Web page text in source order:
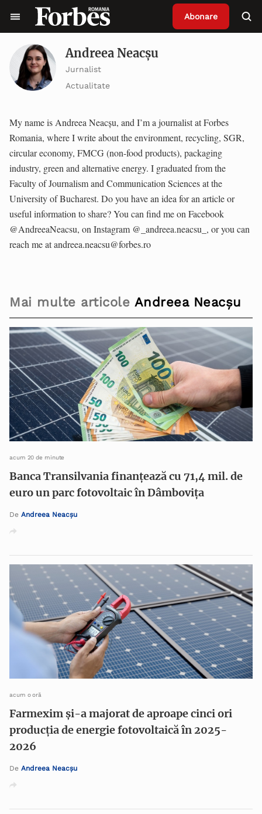
Abonare
Andreea Neacșu
Jurnalist
Actualitate
My name is Andreea Neacșu, and I’m a journalist at Forbes
Romania, where I write about the environment, recycling, SGR,
circular economy, FMCG (non-food products), packaging
industry, green and alternative energy. I graduated from the
Faculty of Journalism and Communication Sciences at the
University of Bucharest. Do you have an idea for an article or
useful information to share? You can find me on Facebook
@AndreeaNeacsu, on Instagram @_andreea.neacsu_, or you can
reach me at andreea.neacsu@forbes.ro
Mai multe articole Andreea Neacșu
acum 20 de minute
Banca Transilvania finanțează cu 71,4 mil. de
euro un parc fotovoltaic în Dâmbovița
De Andreea Neacșu
acum o oră
Farmexim și-a majorat de aproape cinci ori
producția de energie fotovoltaică în 2025-
2026
De Andreea Neacșu